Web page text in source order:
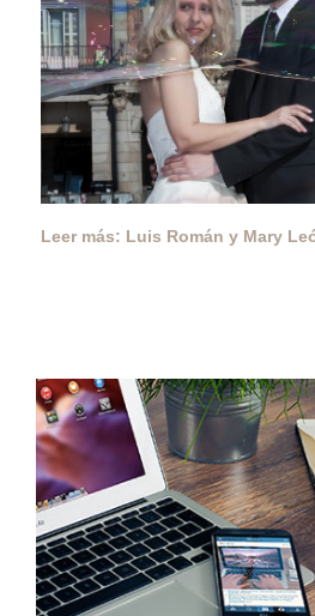
Leer más: Luis Román y Mary